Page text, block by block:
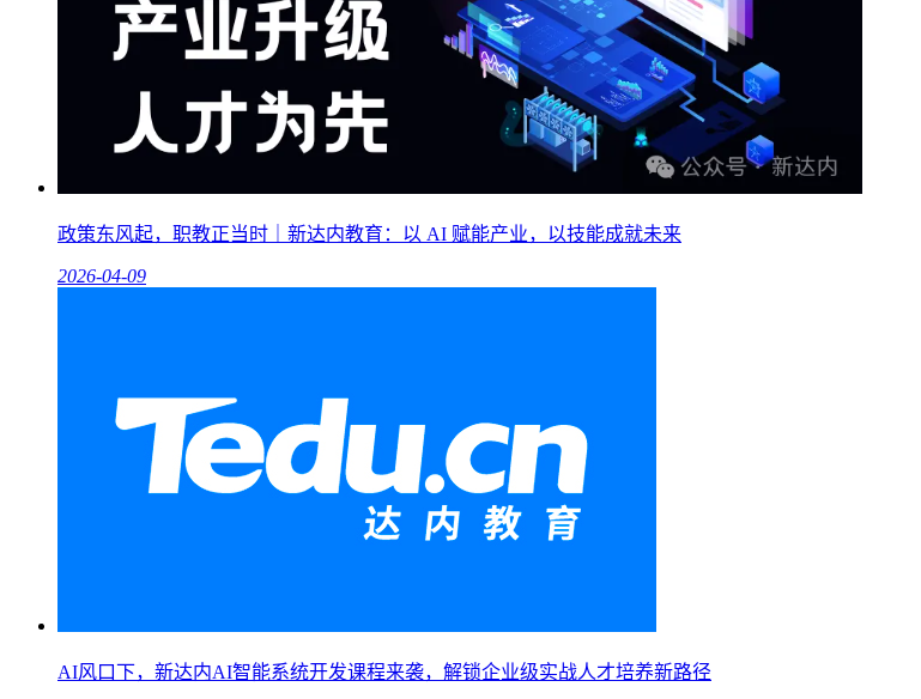
政策东风起，职教正当时｜新达内教育：以 AI 赋能产业，以技能成就未来
2026-04-09
AI风口下，新达内AI智能系统开发课程来袭，解锁企业级实战人才培养新路径